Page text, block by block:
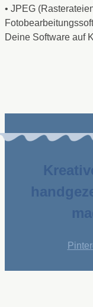
• JPEG
Deine Software auf